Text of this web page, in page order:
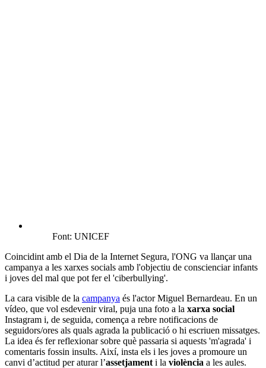
Font: UNICEF
Coincidint amb el Dia de la Internet Segura, l'ONG va llançar una
campanya a les xarxes socials amb l'objectiu de conscienciar infants
i joves del mal que pot fer el 'ciberbullying'.
La cara visible de la campanya és l'actor Miguel Bernardeau. En un
vídeo, que vol esdevenir viral, puja una foto a la xarxa social
Instagram i, de seguida, comença a rebre notificacions de
seguidors/ores als quals agrada la publicació o hi escriuen missatges.
La idea és fer reflexionar sobre què passaria si aquests 'm'agrada' i
comentaris fossin insults. Així, insta els i les joves a promoure un
canvi d’actitud per aturar l’assetjament i la violència a les aules.